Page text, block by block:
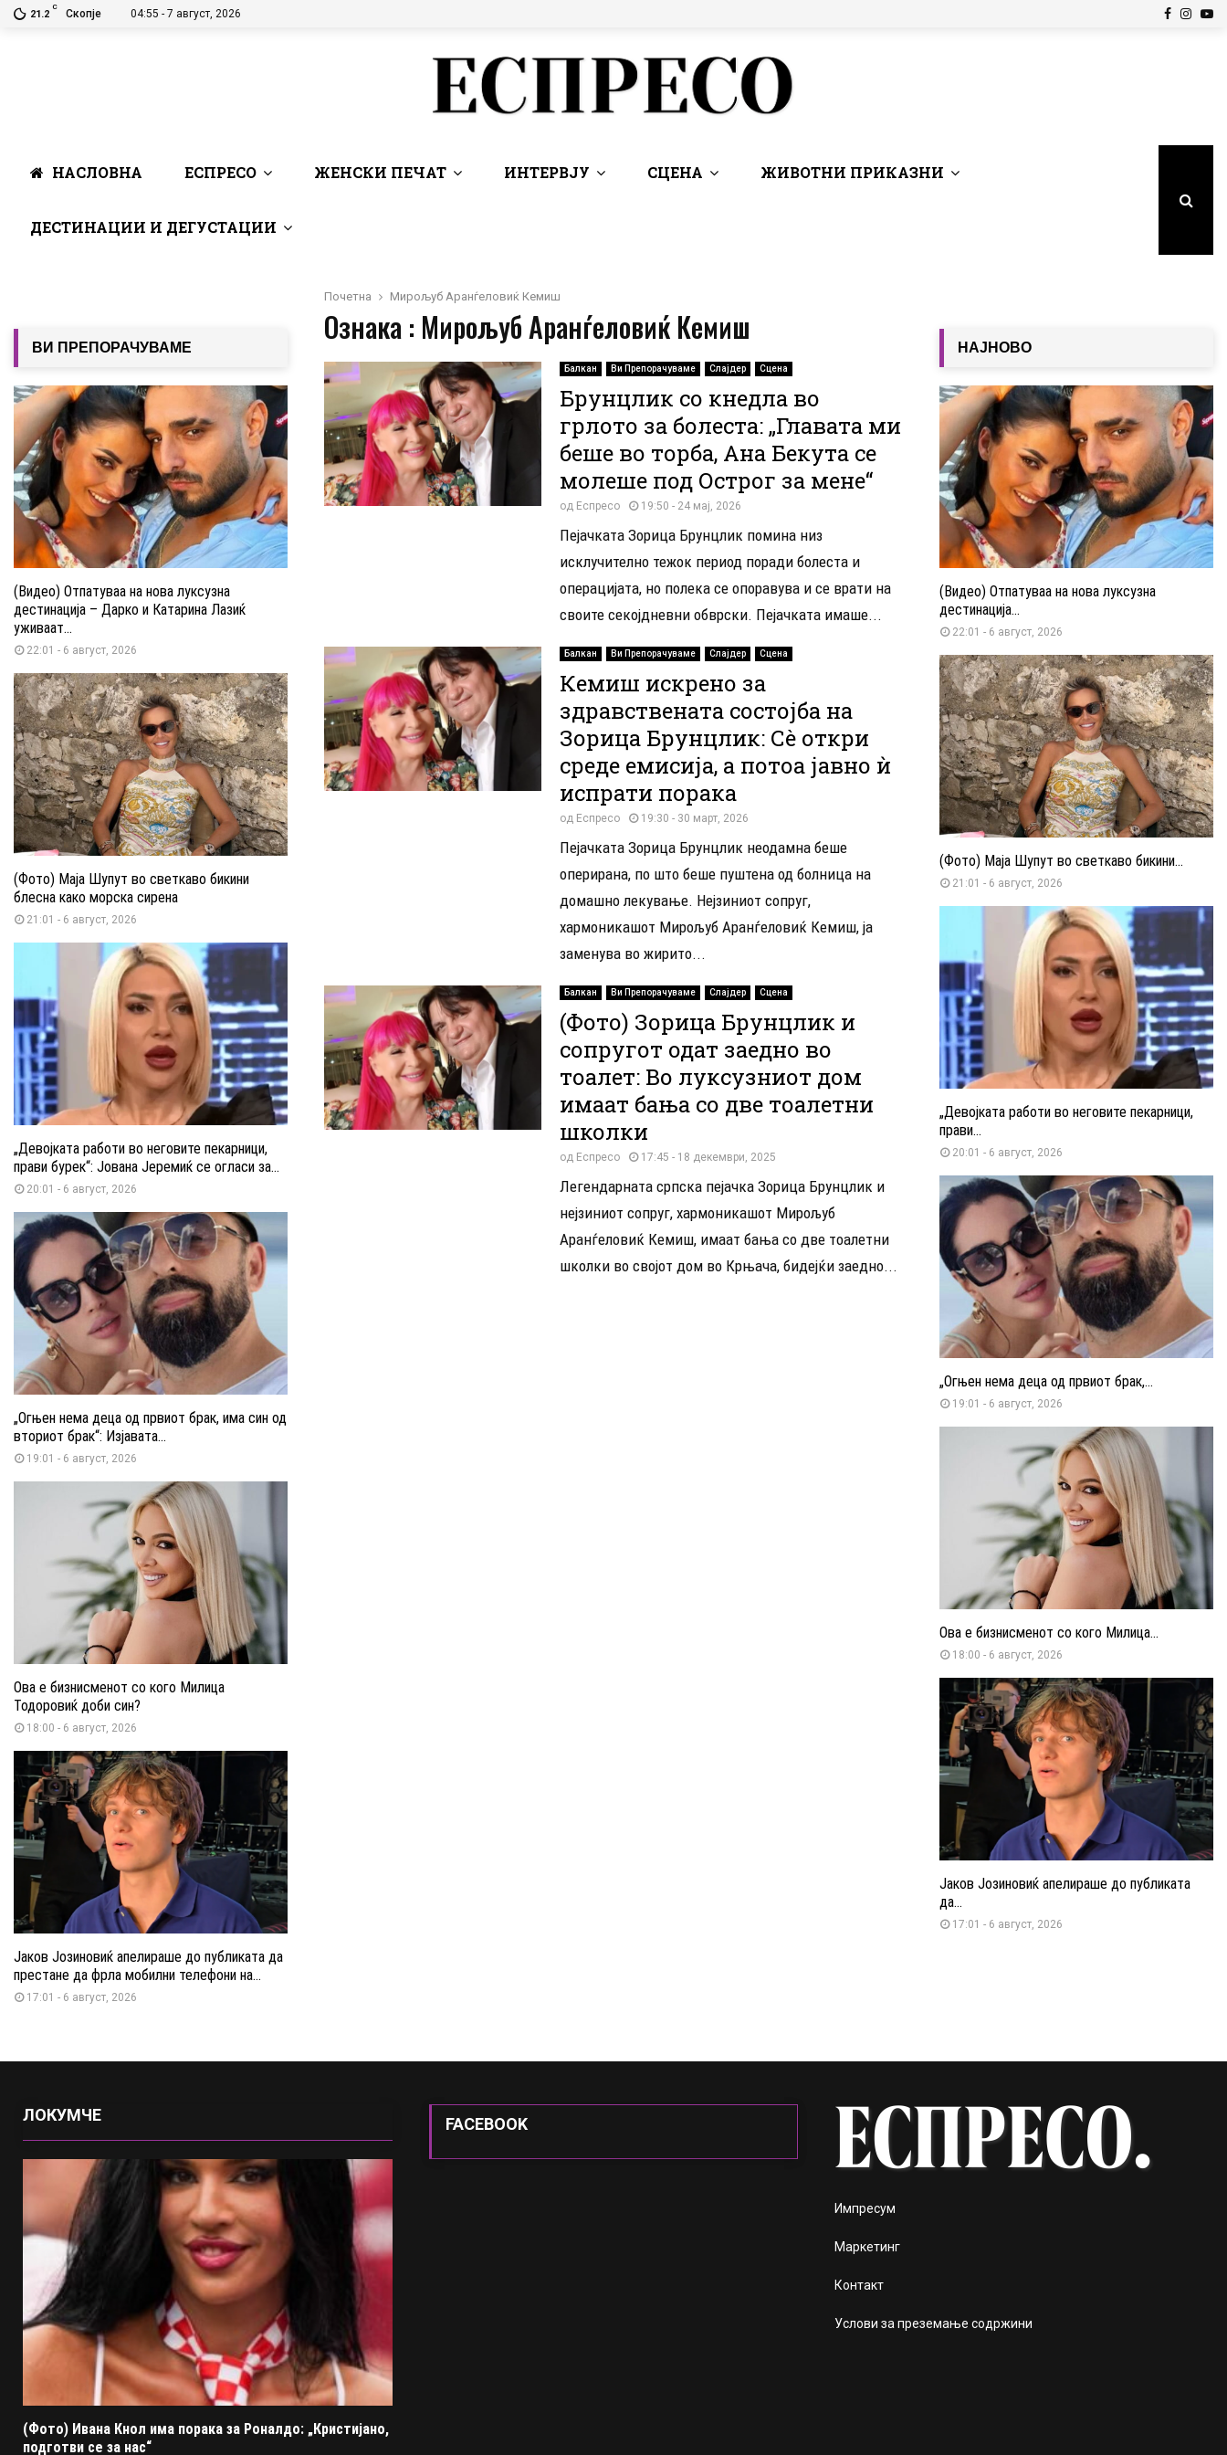
21.2
C
Скопје 04:55 - 7 август, 2026 Facebook
НАСЛОВНА ЕСПРЕСО ЖЕНСКИ ПЕЧАТ ИНТЕРВЈУ СЦЕНА ЖИВОТНИ ПРИКАЗНИ
ДЕСТИНАЦИИ И ДЕГУСТАЦИИ
Почетна Мирољуб Аранѓеловиќ Кемиш
Ознака : Мирољуб Аранѓеловиќ Кемиш
Балкан Ви Препорачуваме Слајдер Сцена
Брунцлик со кнедла во
грлото за болеста: „Главата ми
беше во торба, Ана Бекута се
молеше под Острог за мене“
од Еспресо 19:50 - 24 мај, 2026
Пејачката Зорица Брунцлик помина низ
исклучително тежок период поради болеста и
операцијата, но полека се опоравува и се врати на
своите секојдневни обврски. Пејачката имаше...
Балкан Ви Препорачуваме Слајдер Сцена
Кемиш искрено за
здравствената состојба на
Зорица Брунцлик: Сè откри
среде емисија, а потоа јавно ѝ
испрати порака
од Еспресо 19:30 - 30 март, 2026
Пејачката Зорица Брунцлик неодамна беше
оперирана, по што беше пуштена од болница на
домашно лекување. Нејзиниот сопруг,
хармоникашот Мирољуб Аранѓеловиќ Кемиш, ја
заменува во жирито...
Балкан Ви Препорачуваме Слајдер Сцена
(Фото) Зорица Брунцлик и
сопругот одат заедно во
тоалет: Во луксузниот дом
имаат бања со две тоалетни
школки
од Еспресо 17:45 - 18 декември, 2025
Легендарната српска пејачка Зорица Брунцлик и
нејзиниот сопруг, хармоникашот Мирољуб
Аранѓеловиќ Кемиш, имаат бања со две тоалетни
школки во својот дом во Крњача, бидејќи заедно...
ВИ ПРЕПОРАЧУВАМЕ
(Видео) Отпатуваа на нова луксузна
дестинација – Дарко и Катарина Лазиќ
уживаат...
22:01 - 6 август, 2026
(Фото) Маја Шупут во светкаво бикини
блесна како морска сирена
21:01 - 6 август, 2026
„Девојката работи во неговите пекарници,
прави бурек“: Јована Јеремиќ се огласи за...
20:01 - 6 август, 2026
„Огњен нема деца од првиот брак, има син од
вториот брак“: Изјавата...
19:01 - 6 август, 2026
Ова е бизнисменот со кого Милица
Тодоровиќ доби син?
18:00 - 6 август, 2026
Јаков Јозиновиќ апелираше до публиката да
престане да фрла мобилни телефони на...
17:01 - 6 август, 2026
НАЈНОВО
(Видео) Отпатуваа на нова луксузна
дестинација...
22:01 - 6 август, 2026
(Фото) Маја Шупут во светкаво бикини...
21:01 - 6 август, 2026
„Девојката работи во неговите пекарници,
прави...
20:01 - 6 август, 2026
„Огњен нема деца од првиот брак,...
19:01 - 6 август, 2026
Ова е бизнисменот со кого Милица...
18:00 - 6 август, 2026
Јаков Јозиновиќ апелираше до публиката
да...
17:01 - 6 август, 2026
ЛОКУМЧЕ
(Фото) Ивана Кнол има порака за Роналдо: „Кристијано,
подготви се за нас“
FACEBOOK
Импресум
Маркетинг
Контакт
Услови за преземање содржини